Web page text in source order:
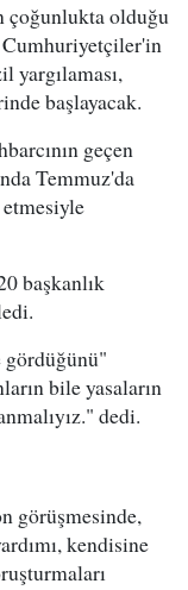
çoğunlukta olduğu
yargılaması,
başlayacak.
geçen
Temmuz'da
başkanlık
gördüğünü"
bile yasaların
dedi.
görüşmesinde,
kendisine